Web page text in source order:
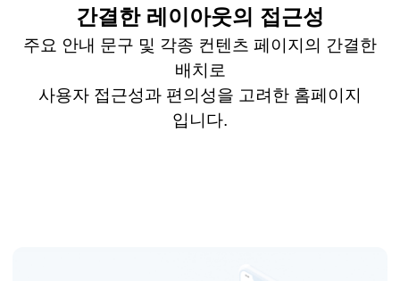
간결한 레이아웃의 접근성
주요 안내 문구 및 각종 컨텐츠 페이지의 간결한
배치로
사용자 접근성과 편의성을 고려한 홈페이지
입니다.